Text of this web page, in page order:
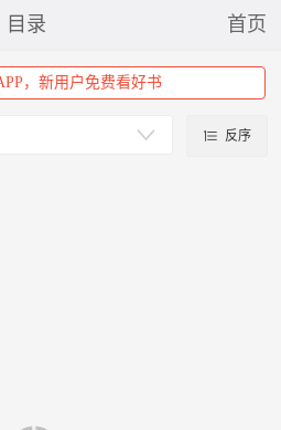
目录 首页
，新用户免费看好书
反序